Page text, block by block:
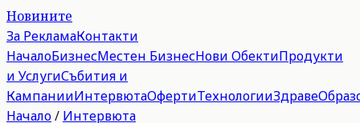
Новините
За РекламаКонтакти
НачалоБизнесМестен БизнесНови ОбектиПродукти
и УслугиСъбития и
КампанииИнтервютаОфертиТехнологииЗдраве
Начало/ Интервюта